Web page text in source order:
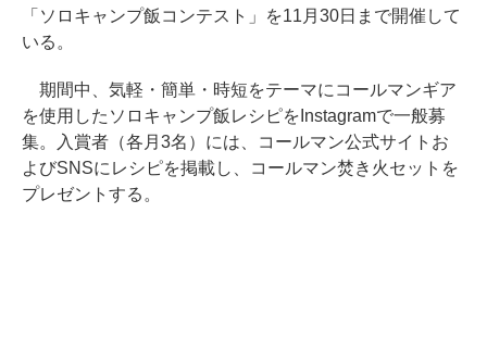
「ソロキャンプ飯コンテスト」を11月30日まで開催して
いる。
期間中、気軽・簡単・時短をテーマにコールマンギア
を使用したソロキャンプ飯レシピをInstagramで一般募
集。入賞者（各月3名）には、コールマン公式サイトお
よびSNSにレシピを掲載し、コールマン焚き火セットを
プレゼントする。